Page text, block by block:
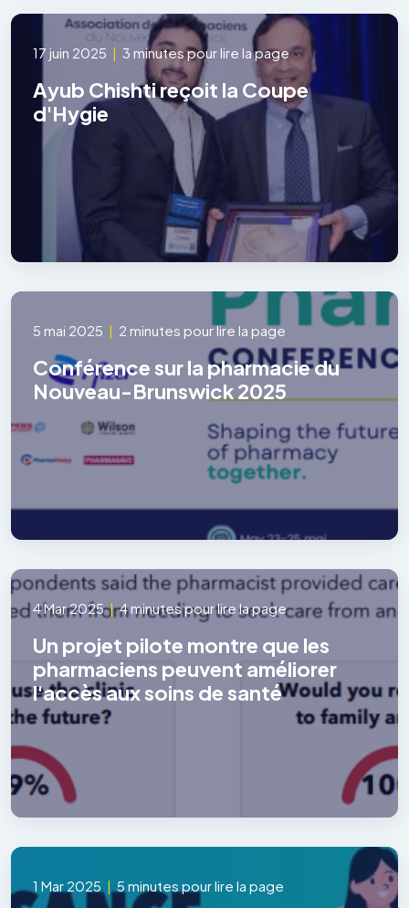
17 juin 2025 | 3 minutes pour lire la page
Ayub Chishti reçoit la Coupe
d'Hygie
5 mai 2025 | 2 minutes pour lire la page
Conférence sur la pharmacie du
Nouveau-Brunswick 2025
4 Mar 2025|4 minutes pour lire la page
Un projet pilote montre que les
pharmaciens peuvent améliorer
l'accès aux soins de santé
1 Mar 2025 | 5 minutes pour lire la page